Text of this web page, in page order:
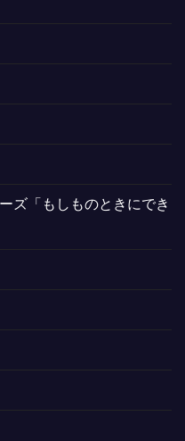
ズ「もしものときにでき